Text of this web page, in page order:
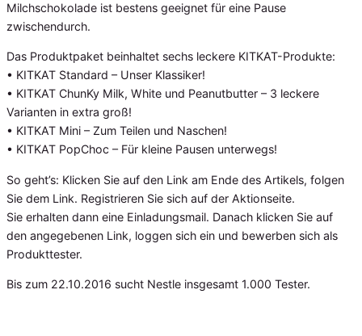
Milchschokolade ist bestens geeignet für eine Pause
zwischendurch.
Das Produktpaket beinhaltet sechs leckere KITKAT-Produkte:
• KITKAT Standard – Unser Klassiker!
• KITKAT ChunKy Milk, White und Peanutbutter – 3 leckere
Varianten in extra groß!
• KITKAT Mini – Zum Teilen und Naschen!
• KITKAT PopChoc – Für kleine Pausen unterwegs!
So geht’s: Klicken Sie auf den Link am Ende des Artikels, folgen
Sie dem Link. Registrieren Sie sich auf der Aktionseite.
Sie erhalten dann eine Einladungsmail. Danach klicken Sie auf
den angegebenen Link, loggen sich ein und bewerben sich als
Produkttester.
Bis zum 22.10.2016 sucht Nestle insgesamt 1.000 Tester.